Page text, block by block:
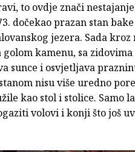
to ovdje znači
dočekao prazan stan
jezera. Sada kroz
kamenu, sa zidovima
sunce i osvjetljava
nisu više uredno
kao stol i stolice. Samo
volovi i konji što još